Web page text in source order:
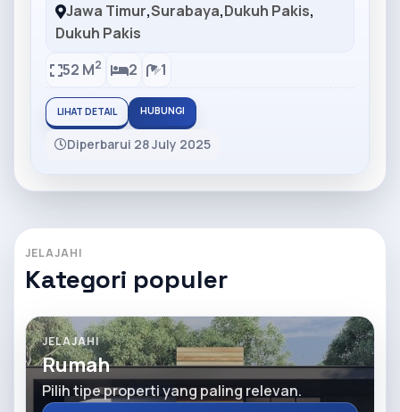
Jawa Timur,Surabaya,Dukuh Pakis,
Dukuh Pakis
52 M2 2 1
LIHAT DETAIL HUBUNGI
Diperbarui 28 July 2025
JELAJAHI
Kategori populer
JELAJAHI
Rumah
Pilih tipe properti yang paling relevan.